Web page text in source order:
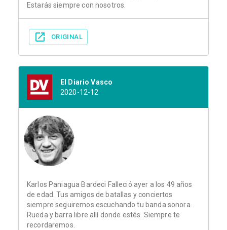
Estarás siempre con nosotros.
ORIGINAL
El Diario Vasco
2020-12-12
Karlos Paniagua Bardeci Falleció ayer a los 49 años
de edad. Tus amigos de batallas y conciertos
siempre seguiremos escuchando tu banda sonora.
Rueda y barra libre allí donde estés. Siempre te
recordaremos.